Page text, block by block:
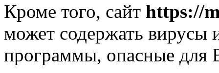
Кроме того, сайт https://
может содержать вирусы
программы, опасные для